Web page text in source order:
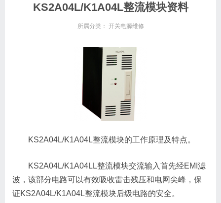
KS2A04L/K1A04L整流模块资料
所属分类： 开关电源维修
KS2A04L/K1A04L整流模块的工作原理及特点。
KS2A04L/K1A04LL整流模块交流输入首先经EMI滤
波，该部分电路可以有效吸收雷击残压和电网尖峰，保
证KS2A04L/K1A04L整流模块后级电路的安全。